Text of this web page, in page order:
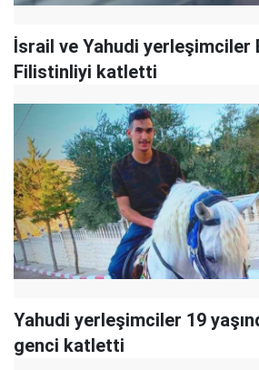
İsrail ve Yahudi yerleşimciler
Filistinliyi katletti
Yahudi yerleşimciler 19
genci katletti